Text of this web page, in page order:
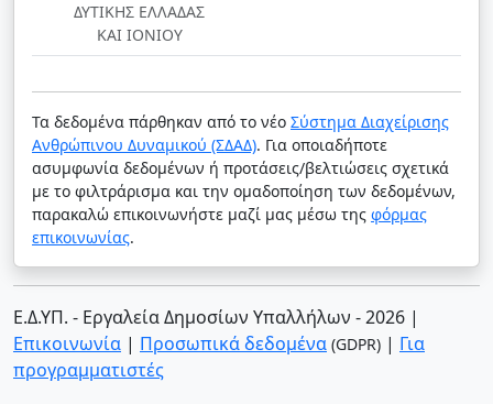
ΔΥΤΙΚΗΣ ΕΛΛΑΔΑΣ
ΚΑΙ ΙΟΝΙΟΥ
Τα δεδομένα πάρθηκαν από το νέο Σύστημα Διαχείρισης
Ανθρώπινου Δυναμικού (ΣΔΑΔ). Για οποιαδήποτε
ασυμφωνία δεδομένων ή προτάσεις/βελτιώσεις σχετικά
με το φιλτράρισμα και την ομαδοποίηση των δεδομένων,
παρακαλώ επικοινωνήστε μαζί μας μέσω της φόρμας
επικοινωνίας.
Ε.Δ.ΥΠ. - Εργαλεία Δημοσίων Υπαλλήλων - 2026 |
Επικοινωνία | Προσωπικά δεδομένα (GDPR) | Για
προγραμματιστές